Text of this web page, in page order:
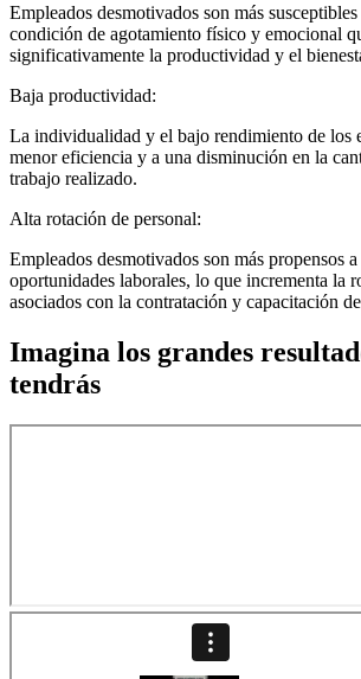
Empleados desmotivados son más
condición de agotamiento físico y emocional
significativamente la productividad y el
Baja productividad:
La individualidad y el bajo rendimiento de los
menor eficiencia y a una disminución en la
trabajo realizado.
Alta rotación de personal:
Empleados desmotivados son más propensos
oportunidades laborales, lo que incrementa la
asociados con la contratación y capacitación
Imagina los grandes
tendrás